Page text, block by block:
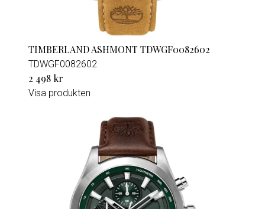
TIMBERLAND ASHMONT TDWGF0082602
TDWGF0082602
2 498 kr
Visa produkten